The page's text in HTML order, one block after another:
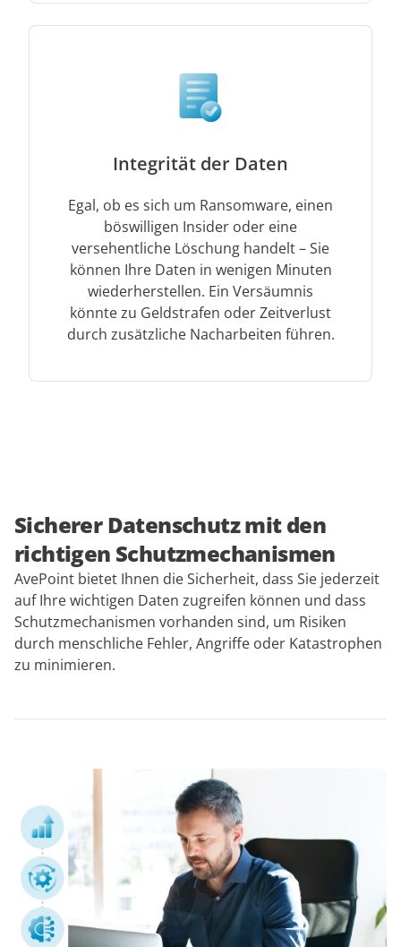
Integrität der Daten
Egal, ob es sich um Ransomware, einen
böswilligen Insider oder eine
versehentliche Löschung handelt – Sie
können Ihre Daten in wenigen Minuten
wiederherstellen. Ein Versäumnis
könnte zu Geldstrafen oder Zeitverlust
durch zusätzliche Nacharbeiten führen.
Sicherer Datenschutz mit den
richtigen Schutzmechanismen
AvePoint bietet Ihnen die Sicherheit, dass Sie jederzeit
auf Ihre wichtigen Daten zugreifen können und dass
Schutzmechanismen vorhanden sind, um Risiken
durch menschliche Fehler, Angriffe oder Katastrophen
zu minimieren.